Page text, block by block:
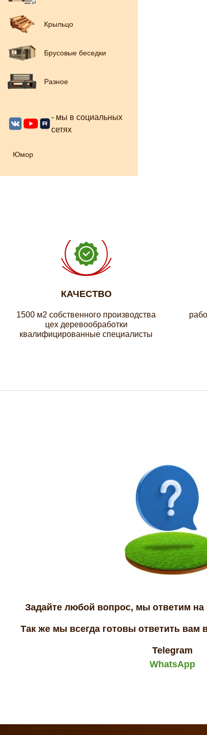
Крыльцо
Брусовые беседки
Разное
- мы в социальных
сетях
Юмор
КАЧЕСТВО
1500 м2 собственного производства
цех деревообработки
квалифицированные специалисты
Задайте любой вопрос, мы ответим на
Так же мы всегда готовы ответить
Telegram
WhatsApp